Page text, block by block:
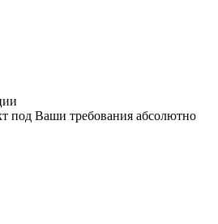
под Ваши требования абсолютно